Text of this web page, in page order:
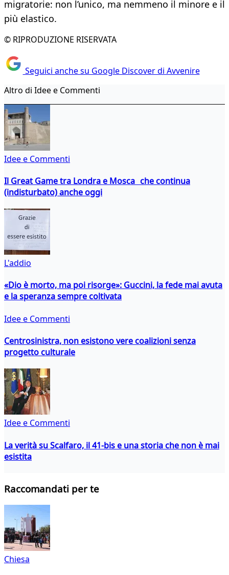
migratorie: non l’unico, ma nemmeno il minore e il
più elastico.
© RIPRODUZIONE RISERVATA
Seguici anche su Google Discover di Avvenire
Altro di Idee e Commenti
Idee e Commenti
Il Great Game tra Londra e Mosca che continua
(indisturbato) anche oggi
L'addio
«Dio è morto, ma poi risorge»: Guccini, la fede mai avuta
e la speranza sempre coltivata
Idee e Commenti
Centrosinistra, non esistono vere coalizioni senza
progetto culturale
Idee e Commenti
La verità su Scalfaro, il 41-bis e una storia che non è mai
esistita
Raccomandati per te
Chiesa